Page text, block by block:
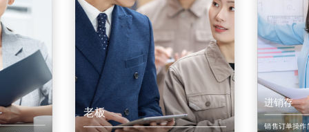
老板
进销存
销售订单操作